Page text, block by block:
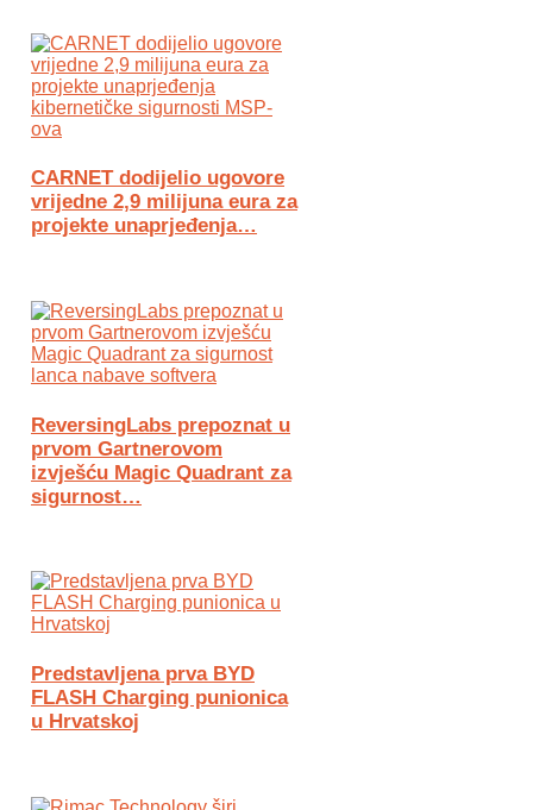
CARNET dodijelio ugovore
vrijedne 2,9 milijuna eura za
projekte unaprjeđenja…
ReversingLabs prepoznat u
prvom Gartnerovom
izvješću Magic Quadrant za
sigurnost…
Predstavljena prva BYD
FLASH Charging punionica
u Hrvatskoj